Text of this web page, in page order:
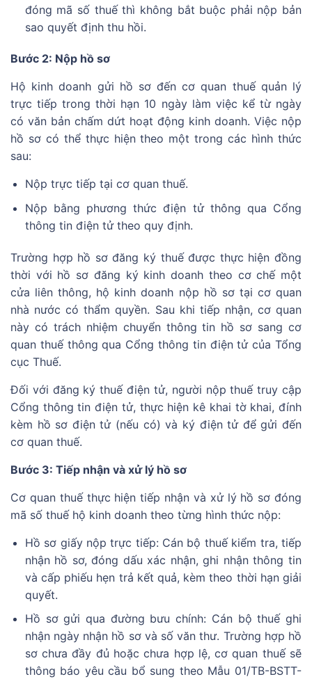
đóng mã số thuế thì không bắt buộc phải nộp bản
sao quyết định thu hồi.
Bước 2: Nộp hồ sơ
Hộ kinh doanh gửi hồ sơ đến cơ quan thuế quản lý
trực tiếp trong thời hạn 10 ngày làm việc kể từ ngày
có văn bản chấm dứt hoạt động kinh doanh. Việc nộp
hồ sơ có thể thực hiện theo một trong các hình thức
sau:
Nộp trực tiếp tại cơ quan thuế.
Nộp bằng phương thức điện tử thông qua Cổng
thông tin điện tử theo quy định.
Trường hợp hồ sơ đăng ký thuế được thực hiện đồng
thời với hồ sơ đăng ký kinh doanh theo cơ chế một
cửa liên thông, hộ kinh doanh nộp hồ sơ tại cơ quan
nhà nước có thẩm quyền. Sau khi tiếp nhận, cơ quan
này có trách nhiệm chuyển thông tin hồ sơ sang cơ
quan thuế thông qua Cổng thông tin điện tử của Tổng
cục Thuế.
Đối với đăng ký thuế điện tử, người nộp thuế truy cập
Cổng thông tin điện tử, thực hiện kê khai tờ khai, đính
kèm hồ sơ điện tử (nếu có) và ký điện tử để gửi đến
cơ quan thuế.
Bước 3: Tiếp nhận và xử lý hồ sơ
Cơ quan thuế thực hiện tiếp nhận và xử lý hồ sơ đóng
mã số thuế hộ kinh doanh theo từng hình thức nộp:
Hồ sơ giấy nộp trực tiếp: Cán bộ thuế kiểm tra, tiếp
nhận hồ sơ, đóng dấu xác nhận, ghi nhận thông tin
và cấp phiếu hẹn trả kết quả, kèm theo thời hạn giải
quyết.
Hồ sơ gửi qua đường bưu chính: Cán bộ thuế ghi
nhận ngày nhận hồ sơ và số văn thư. Trường hợp hồ
sơ chưa đầy đủ hoặc chưa hợp lệ, cơ quan thuế sẽ
thông báo yêu cầu bổ sung theo Mẫu 01/TB-BSTT-